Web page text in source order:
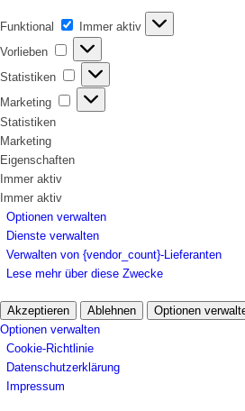
Funktional Funktional
Immer aktiv
Vorlieben
Vorlieben
Statistiken Statistiken
Marketing
Marketing
Statistiken
Marketing
Eigenschaften
Immer aktiv
Immer aktiv
Optionen verwalten
Dienste verwalten
Verwalten von {vendor_count}-Lieferanten
Lese mehr über diese Zwecke
Akzeptieren Ablehnen Optionen
Optionen verwalten
Cookie-Richtlinie
Datenschutzerklärung
Impressum